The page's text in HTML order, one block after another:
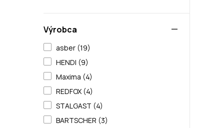
Výrobca
asber (19)
HENDI (9)
Maxima (4)
REDFOX (4)
STALGAST (4)
BARTSCHER (3)